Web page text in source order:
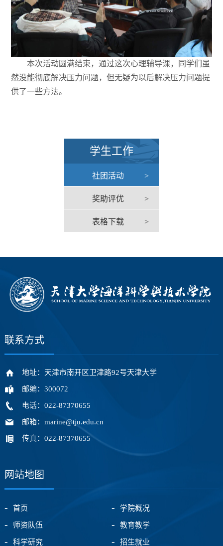
本次活动圆满结束，通过这次心理辅导课，同学们虽
然没能彻底解决压力问题，但无疑为以后解决压力问题提
供了一些方法。
学生工作
社团活动 >
奖助评优 >
表格下载 >
联系方式
地址：天津市南开区卫津路92号天津大学
邮编：300072
电话：022-87370655
邮箱：marine@tju.edu.cn
传真：022-87370655
网站地图
首页 学院概况
师资队伍 教育教学
科学研究 招生就业